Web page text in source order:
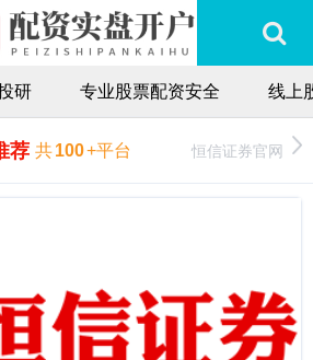
研 专业股票配资安全 线上
荐 共100+平台 恒信证券官网